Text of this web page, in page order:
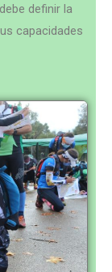
definir la
capacidades